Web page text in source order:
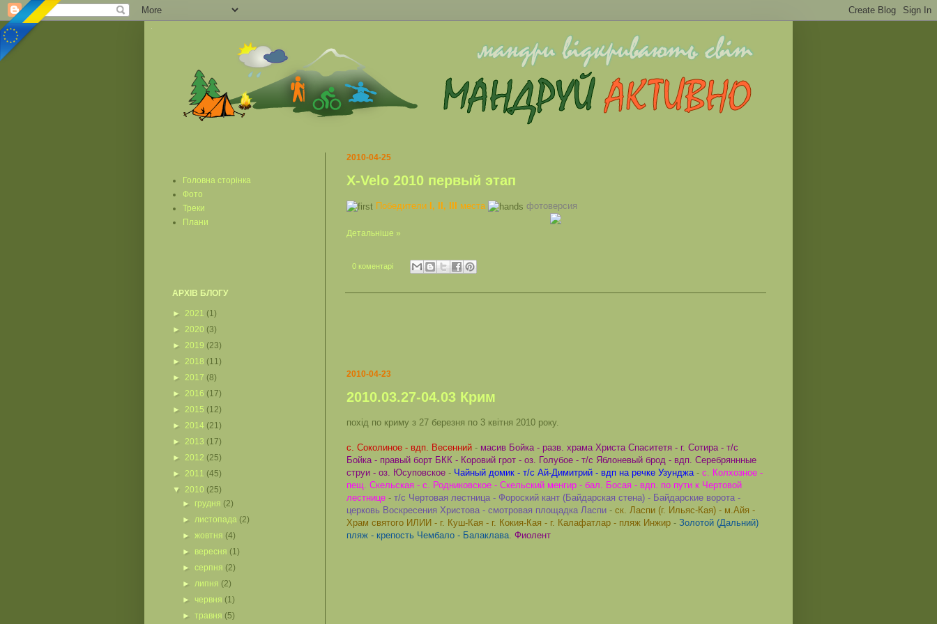
2010-04-25
Х-Velo 2010 первый этап
Победители I, II, III места фотоверсия
Детальніше »
0 коментарі
2010-04-23
2010.03.27-04.03 Крим
похід по криму з 27 березня по 3 квітня 2010 року.
с. Соколиное - вдп. Весенний - масив Бойка - разв. храма Христа Спаситетя - г. Сотира - т/с
Бойка - правый борт БКК - Коровий грот - оз. Голубое - т/с Яблоневый брод - вдп. Серебряннные
струи - оз. Юсуповское - Чайный домик - т/с Ай-Димитрий - вдп на речке Узунджа- с. Колхозное -
пещ. Скельская - с. Родниковское - Скельский менгир - бал. Босая - вдп. по пути к Чертовой
лестнице - т/с Чертовая лестница - Фороский кант (Байдарская стена) - Байдарские ворота -
церковь Воскресения Христова - смотровая площадка Ласпи - ск. Ласпи (г. Ильяс-Кая) - м.Айя -
Храм святого ИЛИИ - г. Куш-Кая - г. Кокия-Кая - г. Калафатлар - пляж Инжир - Золотой (Дальний)
пляж - крепость Чембало - Балаклава. Фиолент
Головна сторінка
Фото
Треки
Плани
АРХІВ БЛОГУ
► 2021 (1)
► 2020 (3)
► 2019 (23)
► 2018 (11)
► 2017 (8)
► 2016 (17)
► 2015 (12)
► 2014 (21)
► 2013 (17)
► 2012 (25)
► 2011 (45)
▼ 2010 (25)
► грудня (2)
►листопада (2)
►жовтня (4)
► вересня (1)
►серпня (2)
►липня (2)
► червня (1)
►травня (5)